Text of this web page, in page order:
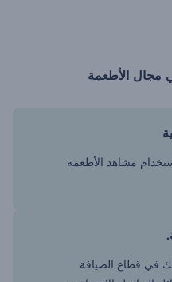
مجال الأطعمة
مشاهد الأطعمة
في قطاع الضيافة